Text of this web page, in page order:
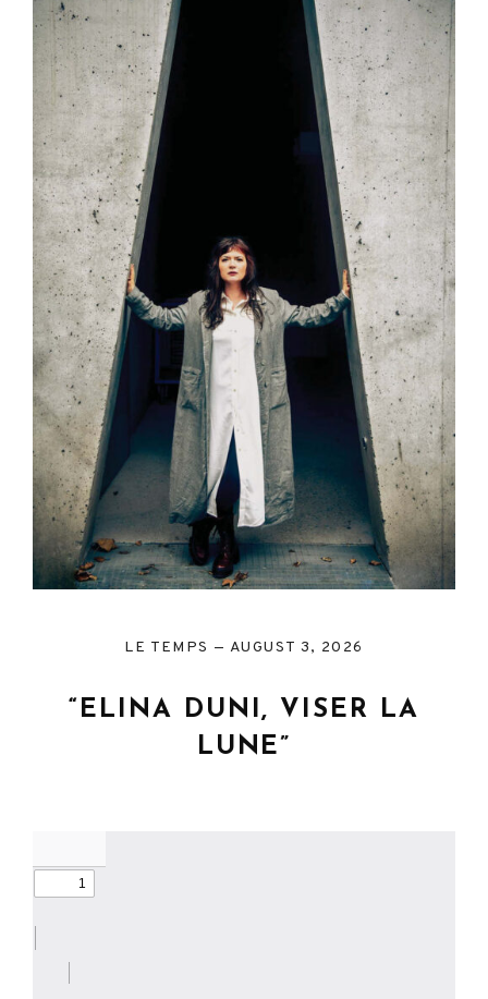
LE TEMPS AUGUST 3, 2026
“ELINA DUNI, VISER LA
LUNE”